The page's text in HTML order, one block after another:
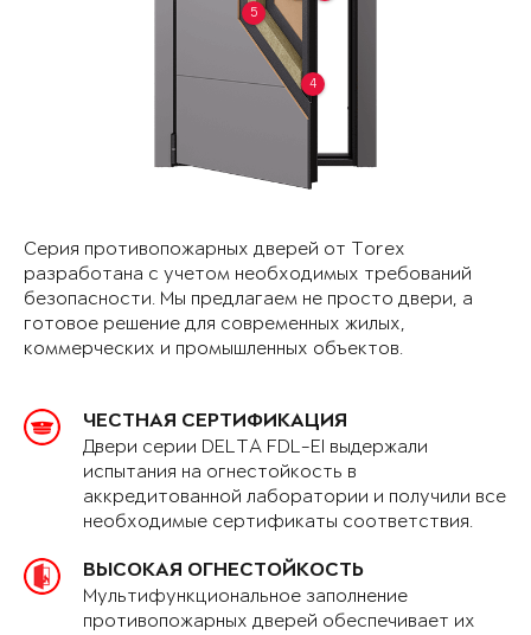
4
5
Серия противопожарных дверей от Torex
разработана с учетом необходимых требований
безопасности. Мы предлагаем не просто двери, а
готовое решение для современных жилых,
коммерческих и промышленных объектов.
ЧЕСТНАЯ СЕРТИФИКАЦИЯ
Двери серии DELTA FDL-EI выдержали
испытания на огнестойкость в
аккредитованной лаборатории и получили все
необходимые сертификаты соответствия.
ВЫСОКАЯ ОГНЕСТОЙКОСТЬ
Мультифункциональное заполнение
противопожарных дверей обеспечивает их